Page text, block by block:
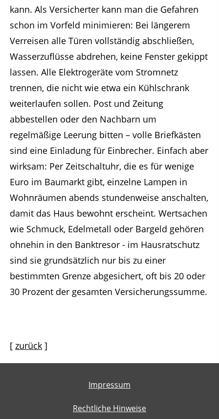
kann. Als Versicherter kann man die Gefahren
schon im Vorfeld minimieren: Bei längerem
Verreisen alle Türen vollständig abschließen,
Wasserzuflüsse abdrehen, keine Fenster gekippt
lassen. Alle Elektrogeräte vom Stromnetz
trennen, die nicht wie etwa ein Kühlschrank
weiterlaufen sollen. Post und Zeitung
abbestellen oder den Nachbarn um
regelmäßige Leerung bitten – volle Briefkästen
sind eine Einladung für Einbrecher. Einfach aber
wirksam: Per Zeitschaltuhr, die es für wenige
Euro im Baumarkt gibt, einzelne Lampen in
Wohnräumen abends stundenweise anschalten,
damit das Haus bewohnt erscheint. Wertsachen
wie Schmuck, Edelmetall oder Bargeld gehören
ohnehin in den Banktresor - im Hausratschutz
sind sie grundsätzlich nur bis zu einer
bestimmten Grenze abgesichert, oft bis 20 oder
30 Prozent der gesamten Versicherungssumme.
[ zurück ]
Impressum
Rechtliche Hinweise